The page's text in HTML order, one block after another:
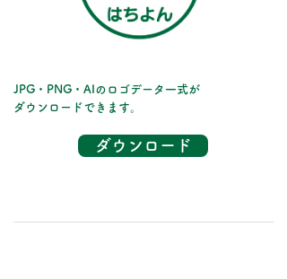
JPG・PNG・AIのロゴデータ一式が
​ダウンロードできます。
ダウンロード